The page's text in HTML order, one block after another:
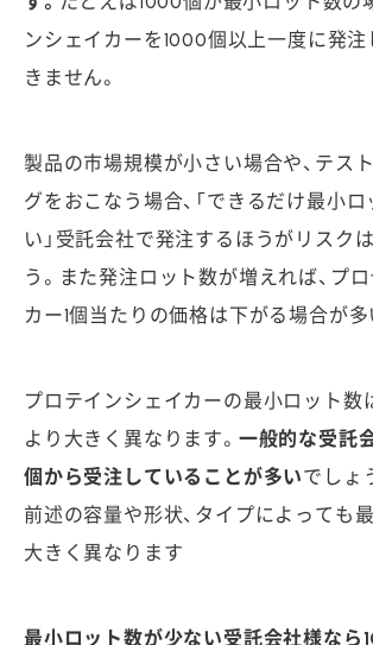
ンシェイカーを1000個以上一度に発
きません。
製品の市場規模が小さい場合や、テス
グをおこなう場合、「できるだけ最小
い」受託会社で発注するほうがリスク
う。また発注ロット数が増えれば、プ
カー1個当たりの価格は下がる場合が多
プロテインシェイカーの最小ロット数
より大きく異なります。 一般的な受託
個から受注していることが多いでしょ
前述の容量や形状、タイプによっても
大きく異なります
最小ロット数が少ない受託会社様なら